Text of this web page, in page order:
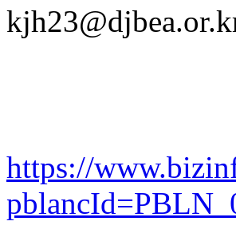
https://